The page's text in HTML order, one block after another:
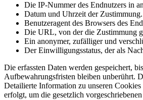
Die IP-Nummer des Endnutzers in
Datum und Uhrzeit der Zustimmung.
Benutzeragent des Browsers des
Die URL, von der die Zustimmung
Ein anonymer, zufälliger und
Der Einwilligungsstatus, der als
Die erfassten Daten werden gespeichert,
Aufbewahrungsfristen bleiben unberührt.
Detailierte Information zu unseren
erfolgt, um die gesetzlich